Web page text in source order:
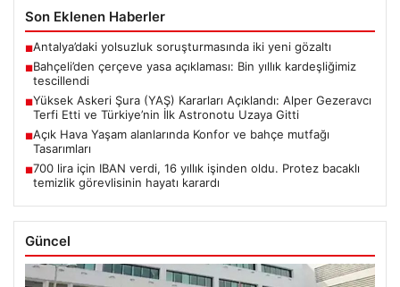
Son Eklenen Haberler
■Antalya’daki yolsuzluk soruşturmasında iki yeni gözaltı
■Bahçeli’den çerçeve yasa açıklaması: Bin yıllık kardeşliğimiz
tescillendi
■Yüksek Askeri Şura (YAŞ) Kararları Açıklandı: Alper Gezeravcı
Terfi Etti ve Türkiye’nin İlk Astronotu Uzaya Gitti
■Açık Hava Yaşam alanlarında Konfor ve bahçe mutfağı
Tasarımları
■700 lira için IBAN verdi, 16 yıllık işinden oldu. Protez bacaklı
temizlik görevlisinin hayatı karardı
Güncel